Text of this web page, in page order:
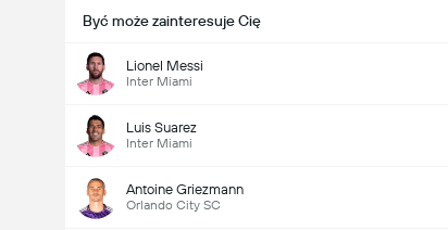
Być może zainteresuje Cię
Lionel Messi
Inter Miami
Luis Suarez
Inter Miami
Antoine Griezmann
Orlando City SC